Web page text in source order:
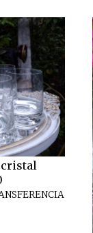
cristal